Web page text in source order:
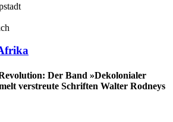
Der Band »Dekolonialer
verstreute Schriften Walter Rodneys